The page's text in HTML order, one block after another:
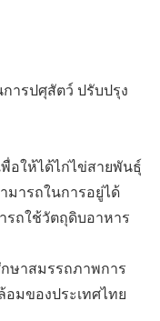
ารปศุสัตว์ ปรับปรุง
อให้ได้ไก่ไข่สายพันธุ์
ารถในการอยู่ได้
รถใช้วัตถุดิบอาหาร
ษาสมรรถภาพการ
มของประเทศไทย